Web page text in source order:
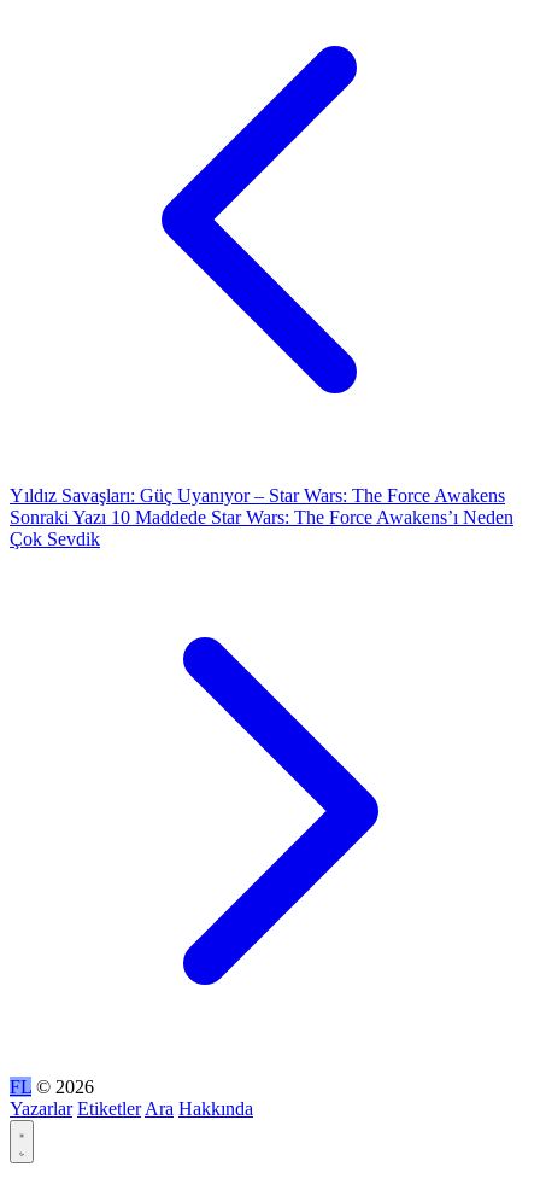
Yıldız Savaşları: Güç Uyanıyor – Star Wars: The Force Awakens
Sonraki Yazı 10 Maddede Star Wars: The Force Awakens’ı Neden
Çok Sevdik
FL © 2026
Yazarlar Etiketler Ara Hakkında